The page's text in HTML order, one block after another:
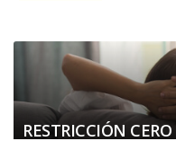
RESTRICCIÓN CERO